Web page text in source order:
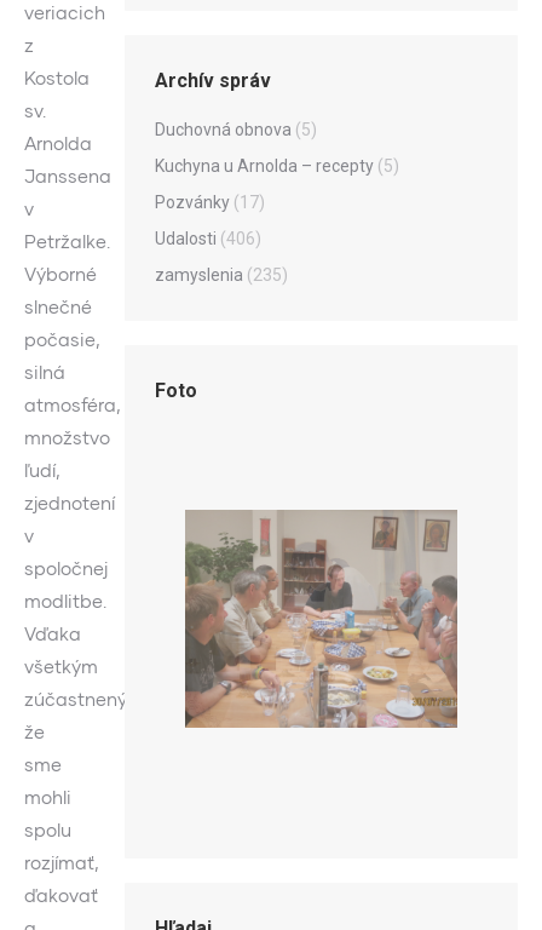
veriacich
z
Kostola
sv.
Arnolda
Janssena
v
Petržalke.
Výborné
slnečné
počasie,
silná
atmosféra,
množstvo
ľudí,
zjednotení
v
spoločnej
modlitbe.
Vďaka
všetkým
zúčastneným,
že
sme
mohli
spolu
rozjímať,
ďakovať
Archív správ
Duchovná obnova (5)
Kuchyna u Arnolda – recepty (5)
Pozvánky (17)
Udalosti (406)
zamyslenia (235)
Foto